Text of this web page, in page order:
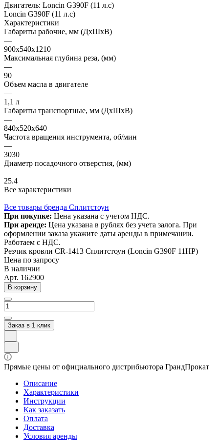
Двигатель: Loncin G390F (11 л.с)
Loncin G390F (11 л.с)
Характеристики
Габариты рабочие, мм (ДхШхВ)
—
900х540х1210
Максимальная глубина реза, (мм)
—
90
Объем масла в двигателе
—
1,1 л
Габариты транспортные, мм (ДхШхВ)
—
840х520х640
Частота вращения инструмента, об/мин
—
3030
Диаметр посадочного отверстия, (мм)
—
25.4
Все характеристики
Все товары бренда Сплитстоун
При покупке: Цена указана с учетом НДС.
При аренде: Цена указана в рублях без учета залога. При
оформлении заказа укажите даты аренды в примечании.
Работаем с НДС.
Резчик кровли CR-1413 Сплитстоун (Loncin G390F 11HP)
Цена по запросу
В наличии
Арт. 162900
В корзину
Заказ в 1 клик
Прямые цены от официального дистрибьютора ГрандПрокат
Описание
Характеристики
Инструкции
Как заказать
Оплата
Доставка
Условия аренды